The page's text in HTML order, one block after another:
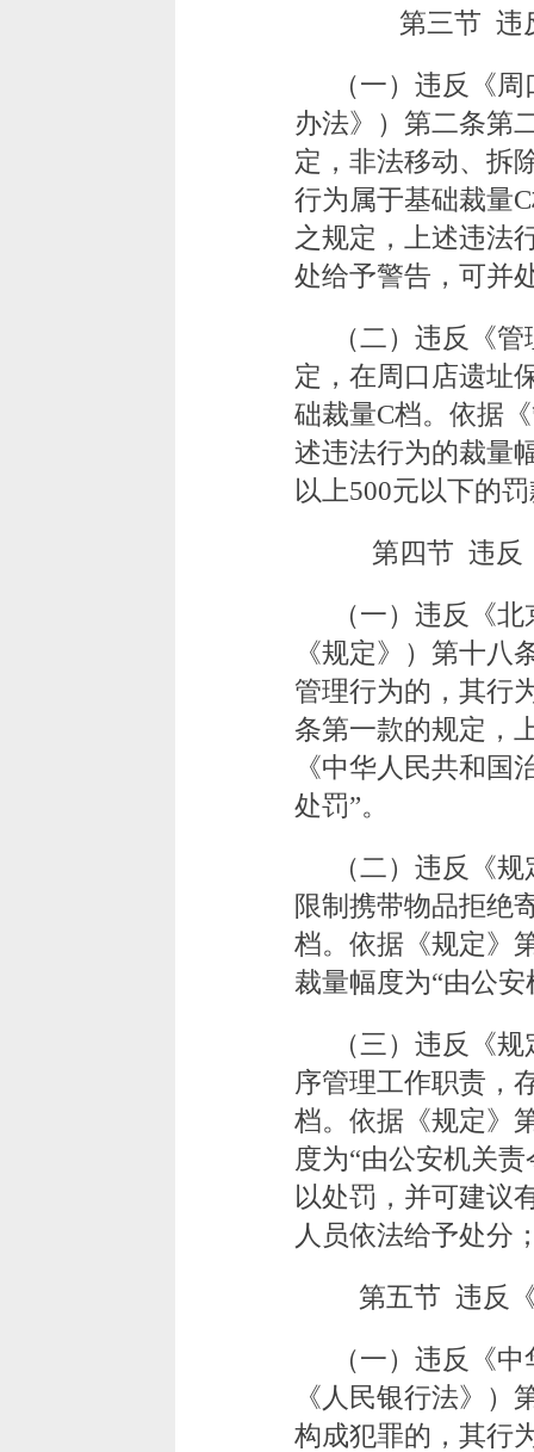
第三节 违
（一）违反《
办法》）第二条第
定，非法移动、拆
行为属于基础裁量
之规定，上述违法
处给予警告，可并
（二）违反《
定，在周口店遗址
础裁量C档。依据
述违法行为的裁量
以上500元以下的罚
第四节 违反
（一）违反《
《规定》）第十八
管理行为的，其行
条第一款的规定，
《中华人民共和国
处罚”。
（二）违反《
限制携带物品拒绝
档。依据《规定》
裁量幅度为“由公
（三）违反《
序管理工作职责，
档。依据《规定》
度为“由公安机关
以处罚，并可建议
人员依法给予处分
第五节 违反
（一）违反《
《人民银行法》）
构成犯罪的，其行